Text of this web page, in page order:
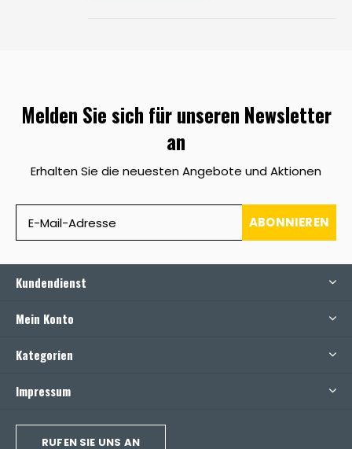
Melden Sie sich für unseren Newsletter
an
Erhalten Sie die neuesten Angebote und Aktionen
ABONNIEREN
Kundendienst
Mein Konto
Kategorien
Impressum
RUFEN SIE UNS AN